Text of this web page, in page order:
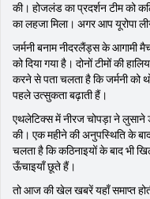
की। होजलंड का प्रदर्शन टीम को
का लहजा मिला। अगर आप यूरोपा
जर्मनी बनाम नीदरलैंड्स के आगामी
को दिया गया है। दोनों टीमों की
करने से पता चलता है कि जर्मनी को
पहले उत्सुकता बढ़ाती हैं।
एथलेटिक्स में नीरज चोपड़ा ने लुसाने
की। एक महीने की अनुपस्थिति के
चलता है कि कठिनाइयों के बाद भी
ऊँचाइयाँ छूते हैं।
तो आज की खेल खबरें यहाँ समाप्त